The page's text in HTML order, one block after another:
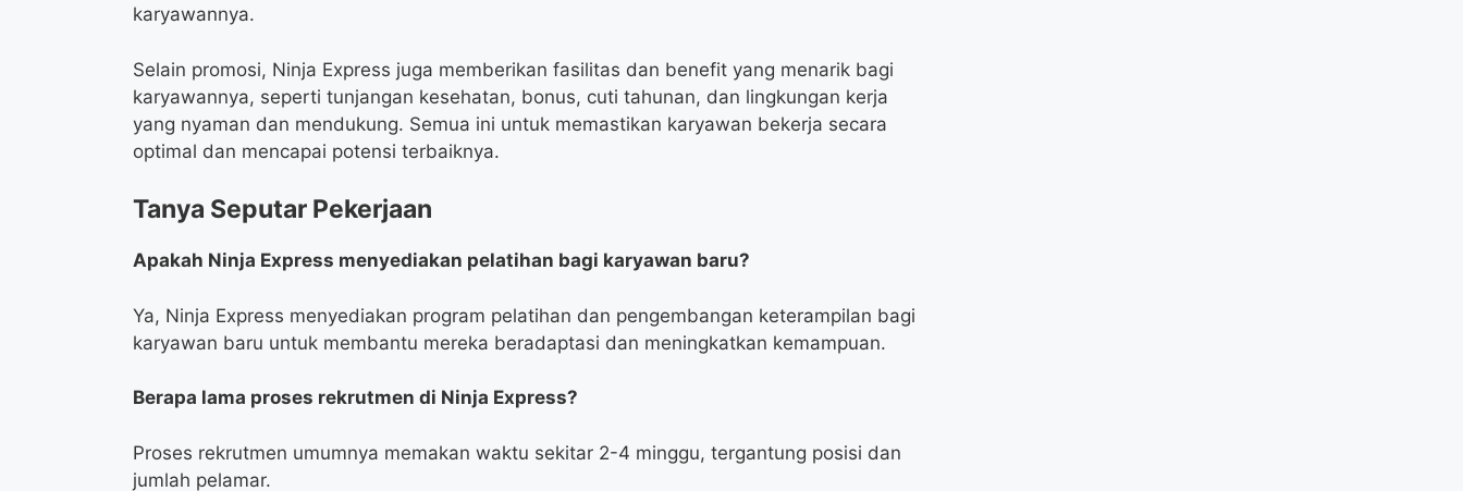
karyawannya.
Selain promosi, Ninja Express juga memberikan fasilitas dan benefit yang menarik bagi
karyawannya, seperti tunjangan kesehatan, bonus, cuti tahunan, dan lingkungan kerja
yang nyaman dan mendukung. Semua ini untuk memastikan karyawan bekerja secara
optimal dan mencapai potensi terbaiknya.
Tanya Seputar Pekerjaan
Apakah Ninja Express menyediakan pelatihan bagi karyawan baru?
Ya, Ninja Express menyediakan program pelatihan dan pengembangan keterampilan bagi
karyawan baru untuk membantu mereka beradaptasi dan meningkatkan kemampuan.
Berapa lama proses rekrutmen di Ninja Express?
Proses rekrutmen umumnya memakan waktu sekitar 2-4 minggu, tergantung posisi dan
jumlah pelamar.